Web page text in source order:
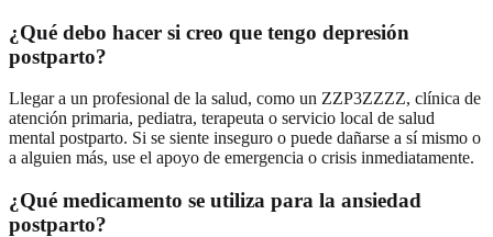
¿Qué debo hacer si creo que tengo depresión
postparto?
Llegar a un profesional de la salud, como un ZZP3ZZZZ, clínica de
atención primaria, pediatra, terapeuta o servicio local de salud
mental postparto. Si se siente inseguro o puede dañarse a sí mismo o
a alguien más, use el apoyo de emergencia o crisis inmediatamente.
¿Qué medicamento se utiliza para la ansiedad
postparto?